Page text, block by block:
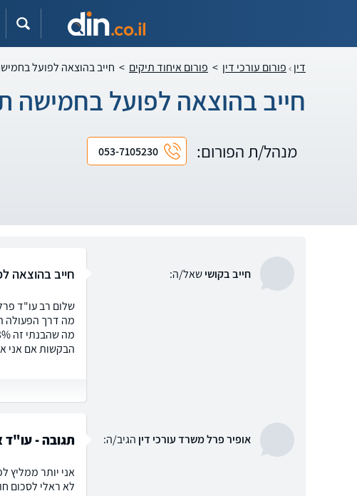
דין פורום עורכי דין > פורום איחוד תיקים > חייב בהוצאה לפועל
חייב בהוצאה לפועל בחמישה
מנהל/ת הפורום: 053-7105230
חייב בקושישאל/ה: חייב בהוצאה
מה דרך הפעולה
הבקשות אם אני
אופיר פרל משרד עורכי דין הגיב/ה: תגובה - עו"ד
אני יותר ממליץ
לא ראלי לסכום